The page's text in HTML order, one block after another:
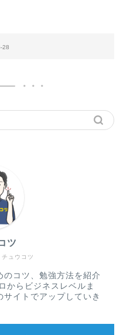
28
チュウコツ
ツ
コツ、勉強方法を紹介
からビジネスレベルま
イトでアップしていき